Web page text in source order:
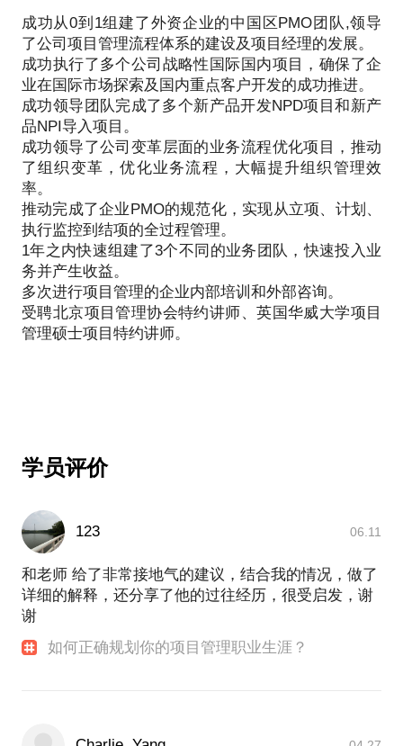
长：
*组织级项目管理体系建设
*PMO建设与管理
*项目经理职业规划
*组织级项目管理
*项目集管理
*项目组合管理
*战略规划
*运营管理
作为多年项目管理的实践者与推动者，深切体会项目
管理可以为企业和个人带来的价值，希望我的分享能
为每一位朋友带来价值！！
成功从0到1组建了外资企业的中国区PMO团队,领导
了公司项目管理流程体系的建设及项目经理的发展。
成功执行了多个公司战略性国际国内项目，确保了企
业在国际市场探索及国内重点客户开发的成功推进。
成功领导团队完成了多个新产品开发NPD项目和新产
品NPI导入项目。
成功领导了公司变革层面的业务流程优化项目，推动
了组织变革，优化业务流程，大幅提升组织管理效
率。
推动完成了企业PMO的规范化，实现从立项、计划、
执行监控到结项的全过程管理。
1年之内快速组建了3个不同的业务团队，快速投入业
务并产生收益。
多次进行项目管理的企业内部培训和外部咨询。
受聘北京项目管理协会特约讲师、英国华威大学项目
管理硕士项目特约讲师。
学员评价
123 06.11
和老师 给了非常接地气的建议，结合我的情况，做了
详细的解释，还分享了他的过往经历，很受启发，谢
谢
如何正确规划你的项目管理职业生涯？